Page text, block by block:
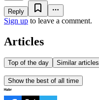
Reply
Sign up to leave a comment.
Articles
Top of the day Similar articles
Show the best of all time